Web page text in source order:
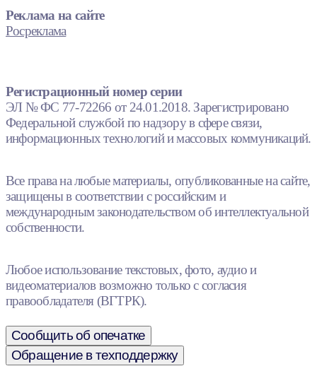
Реклама на сайте
Росреклама
Регистрационный номер серии
ЭЛ № ФС 77-72266 от 24.01.2018. Зарегистрировано
Федеральной службой по надзору в сфере связи,
информационных технологий и массовых коммуникаций.
Все права на любые материалы, опубликованные на сайте,
защищены в соответствии с российским и
международным законодательством об интеллектуальной
собственности.
Любое использование текстовых, фото, аудио и
видеоматериалов возможно только с согласия
правообладателя (ВГТРК).
Сообщить об опечатке
Обращение в техподдержку